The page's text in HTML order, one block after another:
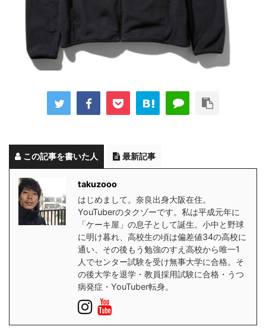
この記事を書いた人 最新記事
takuzooo
はじめまして。奈良出身大阪在住。
YouTuberのタクゾーです。私は平成元年に
「ケーキ屋」の息子として誕生。小中と野球
に明け暮れ、高校生の頃は偏差値34の高校に
通い、その後もう勉強のすえ高校から唯一1
人でセンター試験を受け無事大学に合格。そ
の後大学を退学・教員採用試験に合格・うつ
病発症・YouTuber転身。